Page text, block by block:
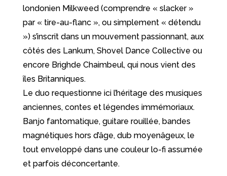
londonien Milkweed (comprendre « slacker »
par « tire-au-flanc », ou simplement « détendu
») s’inscrit dans un mouvement passionnant, aux
côtés des Lankum, Shovel Dance Collective ou
encore Brìghde Chaimbeul, qui nous vient des
îles Britanniques.
Le duo requestionne ici l’héritage des musiques
anciennes, contes et légendes immémoriaux.
Banjo fantomatique, guitare rouillée, bandes
magnétiques hors d’âge, dub moyenâgeux, le
tout enveloppé dans une couleur lo-fi assumée
et parfois déconcertante.